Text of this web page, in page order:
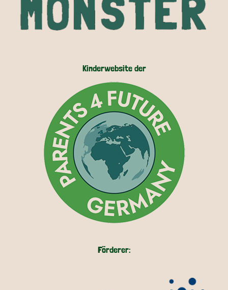
Kinderwebsite der
Förderer: